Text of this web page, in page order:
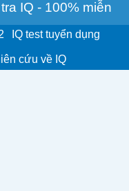
IQ - 100% miễn
IQ test tuyển dụng
cứu về IQ